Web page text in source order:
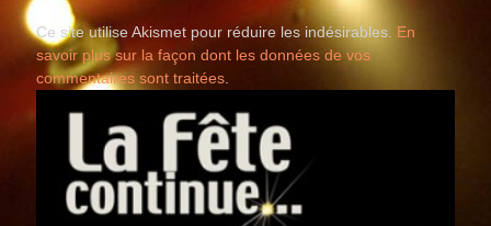
Ce site utilise Akismet pour réduire les indésirables. En
savoir plus sur la façon dont les données de vos
commentaires sont traitées